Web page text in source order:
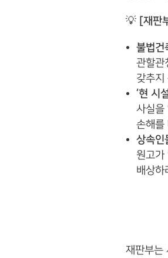
💡 [재판
불법건
관할관
갖추지
‘현 시
사실을
손해를
상속인
원고가
배상하
재판부는